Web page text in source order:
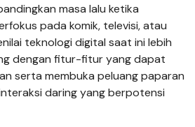
masa lalu ketika
pada komik, televisi, atau
teknologi digital saat ini lebih
dengan fitur-fitur yang dapat
serta membuka peluang paparan
daring yang berpotensi